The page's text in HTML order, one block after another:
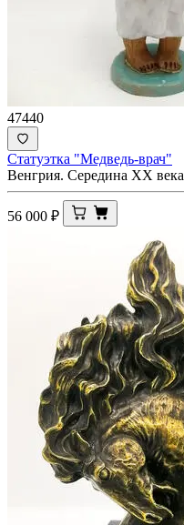
47440
Статуэтка "Медведь-врач"
Венгрия. Середина ХХ века
56 000 ₽